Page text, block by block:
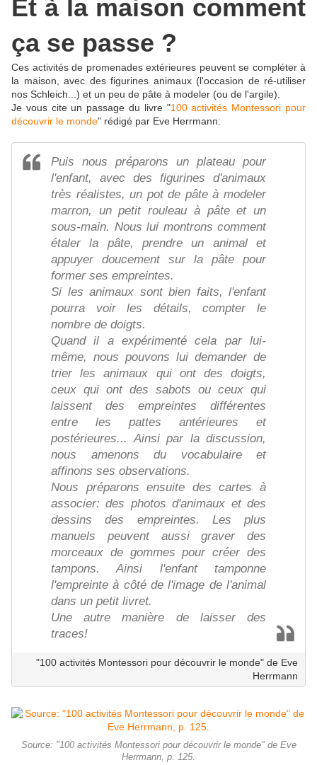
Et à la maison comment
ça se passe ?
Ces activités de promenades extérieures peuvent se compléter à
la maison, avec des figurines animaux (l'occasion de ré-utiliser
nos Schleich...) et un peu de pâte à modeler (ou de l'argile).
Je vous cite un passage du livre "100 activités Montessori pour
découvrir le monde" rédigé par Eve Herrmann:
Puis nous préparons un plateau pour
l'enfant, avec des figurines d'animaux
très réalistes, un pot de pâte à modeler
marron, un petit rouleau à pâte et un
sous-main. Nous lui montrons comment
étaler la pâte, prendre un animal et
appuyer doucement sur la pâte pour
former ses empreintes.
Si les animaux sont bien faits, l'enfant
pourra voir les détails, compter le
nombre de doigts.
Quand il a expérimenté cela par lui-
même, nous pouvons lui demander de
trier les animaux qui ont des doigts,
ceux qui ont des sabots ou ceux qui
laissent des empreintes différentes
entre les pattes antérieures et
postérieures... Ainsi par la discussion,
nous amenons du vocabulaire et
affinons ses observations.
Nous préparons ensuite des cartes à
associer: des photos d'animaux et des
dessins des empreintes. Les plus
manuels peuvent aussi graver des
morceaux de gommes pour créer des
tampons. Ainsi l'enfant tamponne
l'empreinte à côté de l'image de l'animal
dans un petit livret.
Une autre manière de laisser des
traces!
"100 activités Montessori pour découvrir le monde" de Eve
Herrmann
Source: "100 activités Montessori pour découvrir le monde" de Eve
Herrmann, p. 125.